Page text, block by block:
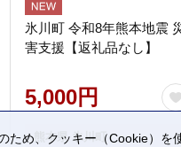
氷川町 令和8年熊本地震
害支援【返礼品なし】
5,000円
熊本県 氷川町
ため、クッキー（Cookie）